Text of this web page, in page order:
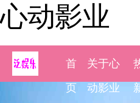
心动影业
首
页
关于心
动影业